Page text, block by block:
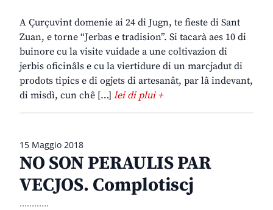
A Çurçuvint domenie ai 24 di Jugn, te fieste di Sant
Zuan, e torne “Jerbas e tradision”. Si tacarà aes 10 di
buinore cu la visite vuidade a une coltivazion di
jerbis oficinâls e cu la viertidure di un marcjadut di
prodots tipics e di ogjets di artesanât, par lâ indevant,
di misdì, cun chê […] lei di plui +
15 Maggio 2018
NO SON PERAULIS PAR
VECJOS. Complotiscj
............